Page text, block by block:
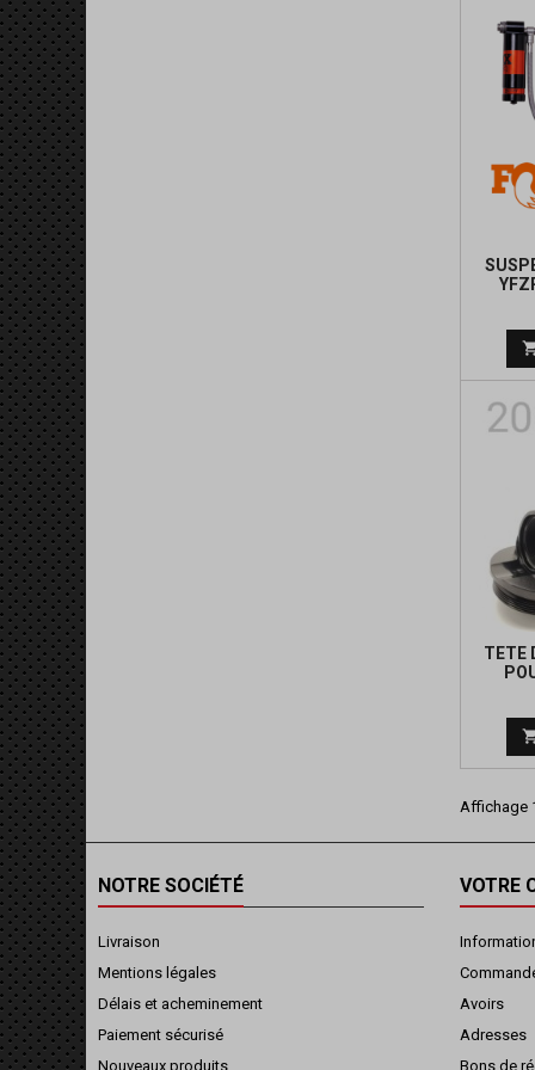
TETE
Affichage
NOTRE SOCIÉTÉ
Livraison
Mentions légales
Délais et acheminement
Paiement sécurisé
Nouveaux produits
VOTRE
Avoirs
Adresses
Bons de